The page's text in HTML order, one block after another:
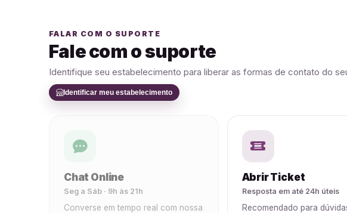
FALAR COM O SUPORTE
Fale com o suporte
Identifique seu estabelecimento para liberar as formas de contato do
Identificar meu estabelecimento
Chat Online
Seg a Sáb · 9h às 21h
Converse em tempo real com nossa
Abrir Ticket
Resposta em até 24h úteis
Recomendado para